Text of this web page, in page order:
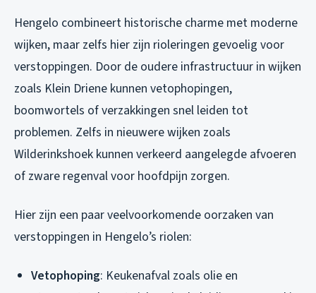
Hengelo combineert historische charme met moderne
wijken, maar zelfs hier zijn rioleringen gevoelig voor
verstoppingen. Door de oudere infrastructuur in wijken
zoals Klein Driene kunnen vetophopingen,
boomwortels of verzakkingen snel leiden tot
problemen. Zelfs in nieuwere wijken zoals
Wilderinkshoek kunnen verkeerd aangelegde afvoeren
of zware regenval voor hoofdpijn zorgen.
Hier zijn een paar veelvoorkomende oorzaken van
verstoppingen in Hengelo’s riolen:
Vetophoping: Keukenafval zoals olie en